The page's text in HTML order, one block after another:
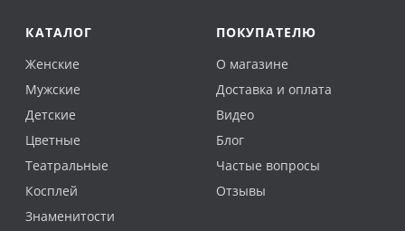
КАТАЛОГ
Женские
Мужские
Детские
Цветные
Театральные
Косплей
Знаменитости
ПОКУПАТЕЛЮ
О магазине
Доставка и оплата
Видео
Блог
Частые вопросы
Отзывы